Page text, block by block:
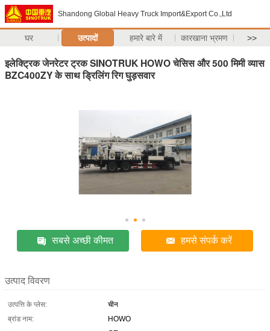
Shandong Global Heavy Truck Import&Export Co.,Ltd
घर उत्पादों हमारे बारे में कारखाना भ्रमण >>
इलेक्ट्रिक जेनरेटर ट्रक SINOTRUK HOWO चेसिस और 500 मिमी व्यास
BZC400ZY के साथ ड्रिलिंग रिग घुड़सवार
सबसे अच्छी कीमत हमसे संपर्क करें
उत्पाद विवरण
उत्पत्ति के प्लेस:
चीन
ब्रांड नाम:
HOWO